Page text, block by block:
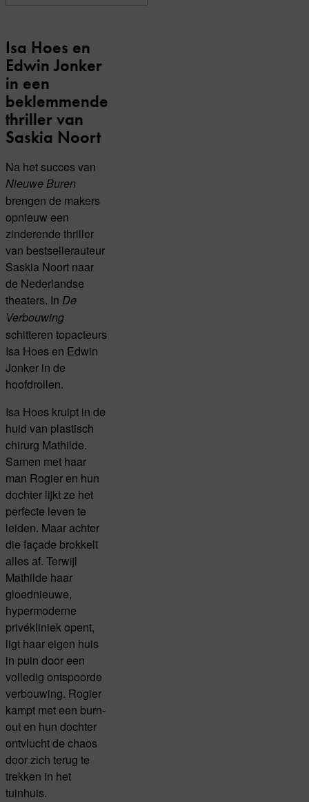
Isa Hoes en
Edwin Jonker
in een
beklemmende
thriller van
Saskia Noort
Na het succes van
Nieuwe Buren
brengen de makers
opnieuw een
zinderende thriller
van bestsellerauteur
Saskia Noort naar
de Nederlandse
theaters. In De
Verbouwing
schitteren topacteurs
Isa Hoes en Edwin
Jonker in de
hoofdrollen.
Isa Hoes kruipt in de
huid van plastisch
chirurg Mathilde.
Samen met haar
man Rogier en hun
dochter lijkt ze het
perfecte leven te
leiden. Maar achter
die façade brokkelt
alles af. Terwijl
Mathilde haar
gloednieuwe,
hypermoderne
privékliniek opent,
ligt haar eigen huis
in puin door een
volledig ontspoorde
verbouwing. Rogier
kampt met een burn-
out en hun dochter
ontvlucht de chaos
door zich terug te
trekken in het
tuinhuis.